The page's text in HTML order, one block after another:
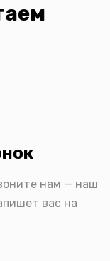
нам — наш
вас на